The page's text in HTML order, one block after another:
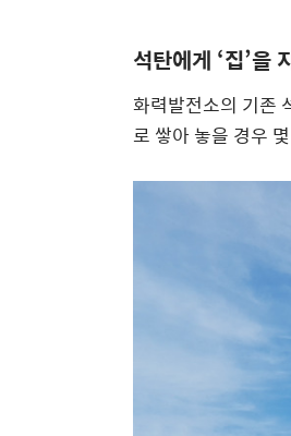
석탄에게 ‘집’을
화력발전소의 기존
로 쌓아 놓을 경우